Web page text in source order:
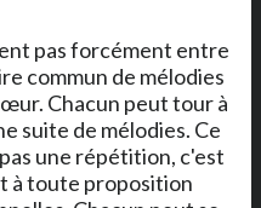
pas forcément entre
commun de mélodies
Chacun peut tour à
suite de mélodies. Ce
une répétition, c'est
à toute proposition